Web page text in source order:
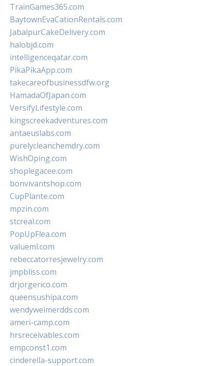
TrainGames365.com
BaytownEvaCationRentals.com
JabalpurCakeDelivery.com
halobjd.com
intelligenceqatar.com
PikaPikaApp.com
takecareofbusinessdfw.org
HamadaOfJapan.com
VersifyLifestyle.com
kingscreekadventures.com
antaeuslabs.com
purelycleanchemdry.com
WishOping.com
shoplegacee.com
bonvivantshop.com
CupPlante.com
mpzin.com
stcreal.com
PopUpFlea.com
valueml.com
rebeccatorresjewelry.com
jmpbliss.com
drjorgerico.com
queensushipa.com
wendyweimerdds.com
ameri-camp.com
hrsreceivables.com
empconst1.com
cinderella-support.com